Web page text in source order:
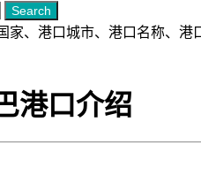
Search
家、港口城市、港口名称、
港口介绍